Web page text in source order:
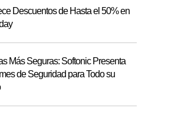
Descuentos de Hasta el 50% en
Más Seguras: Softonic Presenta
de Seguridad para Todo su